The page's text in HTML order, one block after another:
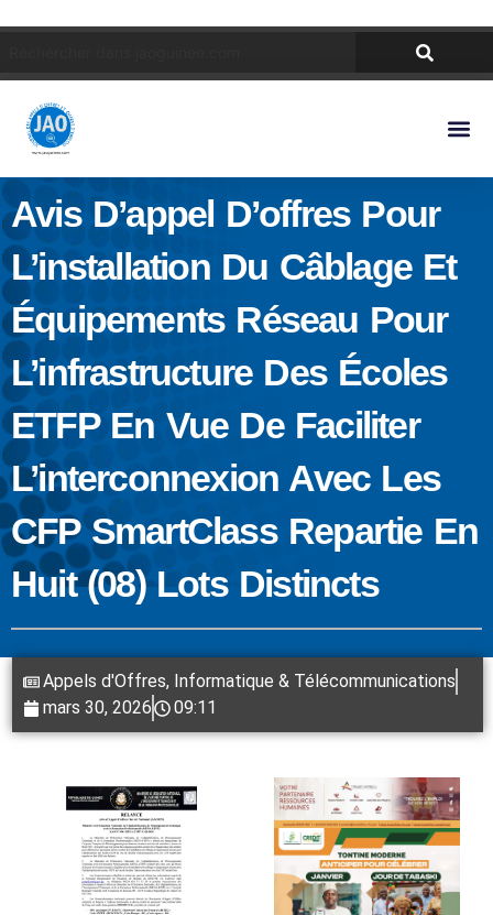
Avis D’appel D’offres Pour
L’installation Du Câblage Et
Équipements Réseau Pour
L’infrastructure Des Écoles
ETFP En Vue De Faciliter
L’interconnexion Avec Les
CFP SmartClass Repartie En
Huit (08) Lots Distincts
Appels d'Offres, Informatique & Télécommunications
mars 30, 2026
09:11